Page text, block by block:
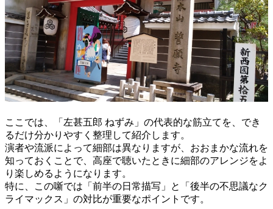
ここでは、「左甚五郎 ねずみ」の代表的な筋立てを、でき
るだけ分かりやすく整理して紹介します。
演者や流派によって細部は異なりますが、おおまかな流れを
知っておくことで、高座で聴いたときに細部のアレンジをよ
り楽しめるようになります。
特に、この噺では「前半の日常描写」と「後半の不思議なク
ライマックス」の対比が重要なポイントです。